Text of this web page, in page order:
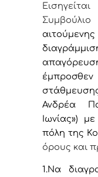
Ανδρέα
Ιωνίας»)
πόλη της
όρους και
1.Να